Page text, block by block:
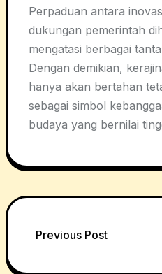
Perpaduan antara
dukungan pemerintah
mengatasi berbagai
Dengan demikian,
hanya akan bertahan
sebagai simbol
budaya yang bernilai
Post
Previous Post